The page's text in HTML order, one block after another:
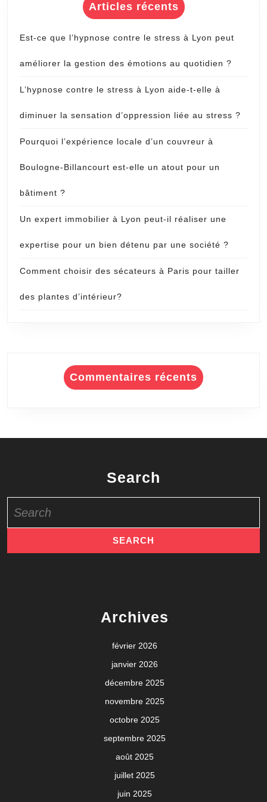
Articles récents
Est-ce que l’hypnose contre le stress à Lyon peut
améliorer la gestion des émotions au quotidien ?
L’hypnose contre le stress à Lyon aide-t-elle à
diminuer la sensation d’oppression liée au stress ?
Pourquoi l’expérience locale d’un couvreur à
Boulogne-Billancourt est-elle un atout pour un
bâtiment ?
Un expert immobilier à Lyon peut-il réaliser une
expertise pour un bien détenu par une société ?
Comment choisir des sécateurs à Paris pour tailler
des plantes d’intérieur?
Commentaires récents
Search
for:
Archives
février 2026
janvier 2026
décembre 2025
novembre 2025
octobre 2025
septembre 2025
août 2025
juillet 2025
juin 2025